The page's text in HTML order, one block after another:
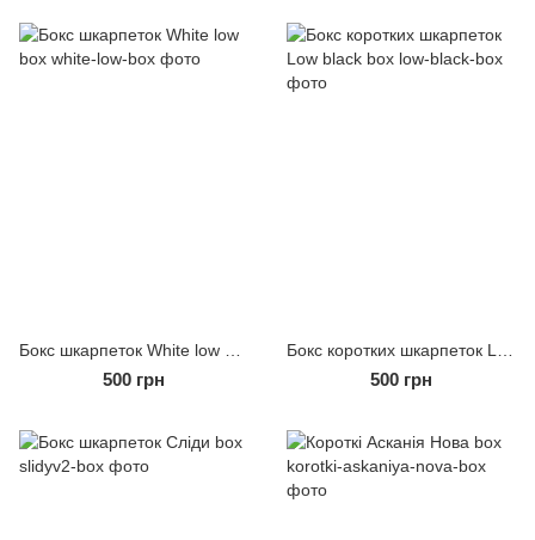
500 грн 500 грн